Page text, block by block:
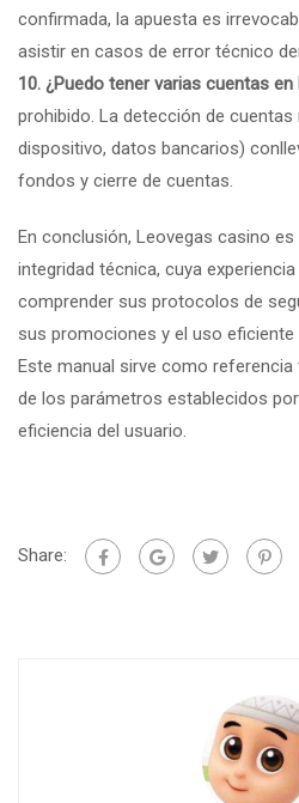
confirmada, la apuesta es
asistir en casos de error técnico
10. ¿Puedo tener varias cuentas
prohibido. La detección de cuentas
dispositivo, datos bancarios)
fondos y cierre de cuentas.
En conclusión, Leovegas casino
integridad técnica, cuya
comprender sus protocolos de
sus promociones y el uso eficiente
Este manual sirve como
de los parámetros establecidos
eficiencia del usuario.
Share: